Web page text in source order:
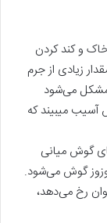
و کند کردن
زیادی از جرم
می‌شود
میبیند که
گوش میانی
وزوز گوش می‌شود.
رخ می‌دهد،